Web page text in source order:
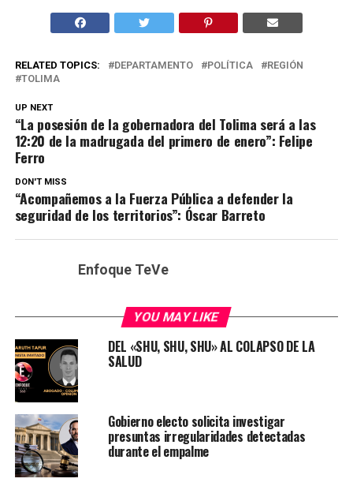
RELATED TOPICS: DEPARTAMENTO POLÍTICA
REGIÓN
TOLIMA
UP NEXT
“La posesión de la gobernadora del Tolima será a las
12:20 de la madrugada del primero de enero”: Felipe
Ferro
DON'T MISS
“Acompañemos a la Fuerza Pública a defender la
seguridad de los territorios”: Óscar Barreto
Enfoque TeVe
YOU MAY LIKE
DEL «SHU, SHU, SHU» AL COLAPSO DE LA
SALUD
Gobierno electo solicita investigar
presuntas irregularidades detectadas
durante el empalme